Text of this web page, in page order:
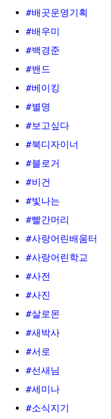
#배곳운영기획
#배우미
#백경준
#밴드
#베이킹
#별명
#보고싶다
#북디자이너
#블로거
#비건
#빛나는
#빨간머리
#사랑어린배움터
#사랑어린학교
#사전
#사진
#살로몬
#새박사
#서로
#선새님
#세미나
#소식지기